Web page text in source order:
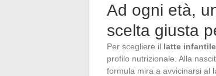
Ad ogni età,
scelta giusta
Per scegliere il latte infantile
profilo nutrizionale. Alla
formula mira a avvicinarsi al